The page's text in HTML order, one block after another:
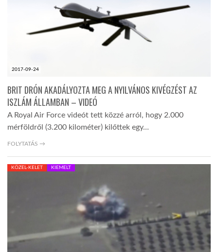
2017-09-24
BRIT DRÓN AKADÁLYOZTA MEG A NYILVÁNOS KIVÉGZÉST AZ
ISZLÁM ÁLLAMBAN – VIDEÓ
A Royal Air Force videót tett közzé arról, hogy 2.000
mérföldről (3.200 kilométer) kilőttek egy…
FOLYTATÁS →
KÖZEL-KELET KIEMELT